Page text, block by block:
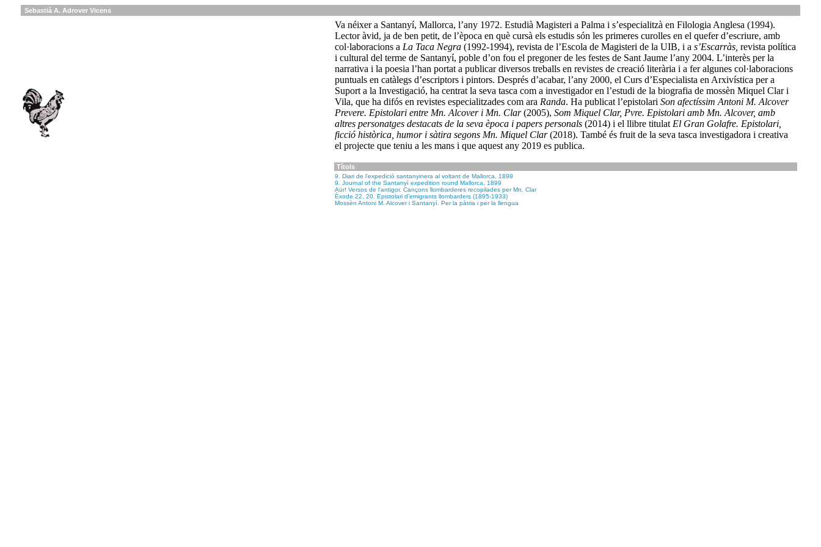
Sebastià A. Adrover Vicens
Va néixer a Santanyí, Mallorca, l’any 1972. Estudià Magisteri a Palma i s’especialitzà en Filologia Anglesa (1994).
Lector àvid, ja de ben petit, de l’època en què cursà els estudis són les primeres curolles en el quefer d’escriure, amb
col·laboracions a La Taca Negra (1992-1994), revista de l’Escola de Magisteri de la UIB, i a s’Escarràs, revista política
i cultural del terme de Santanyí, poble d’on fou el pregoner de les festes de Sant Jaume l’any 2004. L’interès per la
narrativa i la poesia l’han portat a publicar diversos treballs en revistes de creació literària i a fer algunes col·laboracions
puntuals en catàlegs d’escriptors i pintors. Després d’acabar, l’any 2000, el Curs d’Especialista en Arxivística per a
Suport a la Investigació, ha centrat la seva tasca com a investigador en l’estudi de la biografia de mossèn Miquel Clar i
Vila, que ha difós en revistes especialitzades com ara Randa. Ha publicat l’epistolari Son afectíssim Antoni M. Alcover
Prevere. Epistolari entre Mn. Alcover i Mn. Clar(2005), Som Miquel Clar, Pvre. Epistolari amb Mn. Alcover, amb
altres personatges destacats de la seva època i papers personals (2014) i el llibre titulat El Gran Golafre. Epistolari,
ficció històrica, humor i sàtira segons Mn. Miquel Clar(2018). També és fruit de la seva tasca investigadora i creativa
el projecte que teniu a les mans i que aquest any 2019 es publica.
Títols
9. Diari de l’expedició santanyinera al voltant de Mallorca, 1899
9. Journal of the Santanyí expedition round Mallorca, 1899
Aür! Versos de l'antigor. Cançons llombarderes recopilades per Mn. Clar
Èxode 22, 20. Epistolari d’emigrants llombarders (1895-1933)
Mossèn Antoni M. Alcover i Santanyí. Per la pàtria i per la llengua